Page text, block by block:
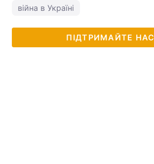
війна в Україні
ПІДТРИМАЙТЕ НАС